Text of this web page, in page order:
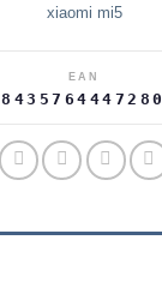
xiaomi mi5
EAN
8435764447280